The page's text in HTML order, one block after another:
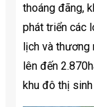
thoáng đãng,
phát triển các
lịch và thương
lên đến
khu đô thị